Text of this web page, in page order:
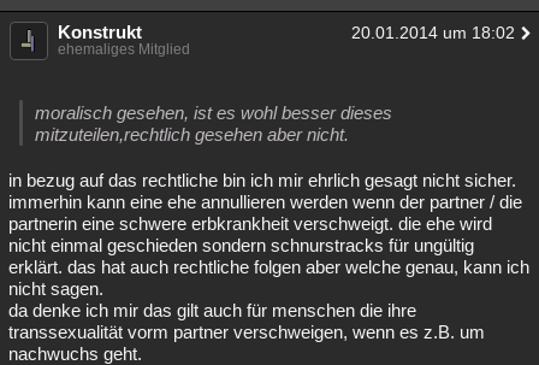
Konstrukt 20.01.2014 um 18:02
ehemaliges Mitglied
moralisch gesehen, ist es wohl besser dieses
mitzuteilen,rechtlich gesehen aber nicht.
in bezug auf das rechtliche bin ich mir ehrlich gesagt nicht sicher.
immerhin kann eine ehe annullieren werden wenn der partner / die
partnerin eine schwere erbkrankheit verschweigt. die ehe wird
nicht einmal geschieden sondern schnurstracks für ungültig
erklärt. das hat auch rechtliche folgen aber welche genau, kann ich
nicht sagen.
da denke ich mir das gilt auch für menschen die ihre
transsexualität vorm partner verschweigen, wenn es z.B. um
nachwuchs geht.